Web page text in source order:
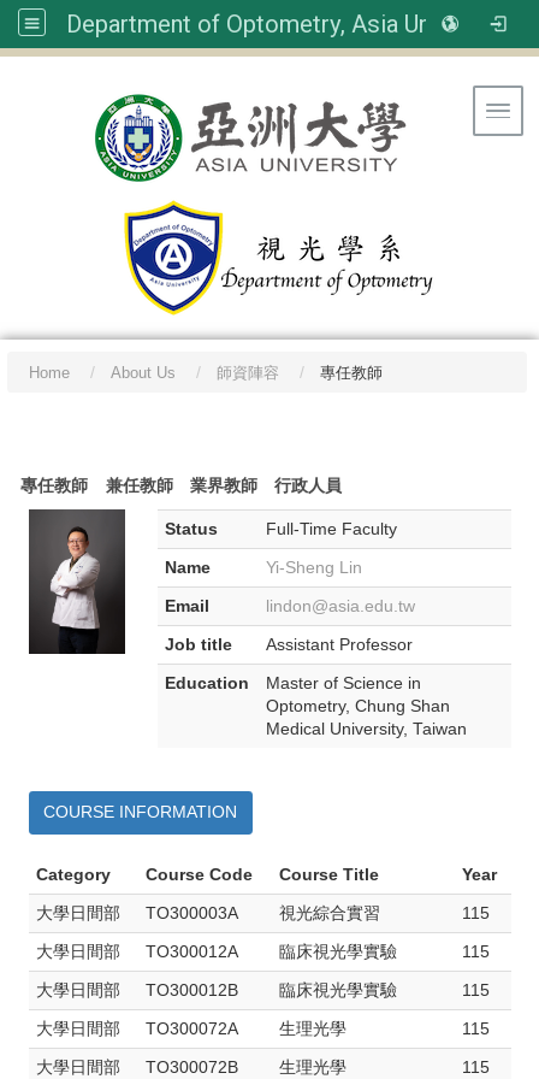
Department of Optometry, Asia University
Home About Us 師資陣容 專任教師
專任教師 兼任教師 業界教師 行政人員
Status Full-Time Faculty
Name Yi-Sheng Lin
Email lindon@asia.edu.tw
Job title Assistant Professor
Education
Master of Science in
Optometry, Chung Shan
Medical University, Taiwan
COURSE INFORMATION
Category Course Code Course Title Year
大學日間部 TO300003A 視光綜合實習 115
大學日間部 TO300012A 臨床視光學實驗 115
大學日間部 TO300012B 臨床視光學實驗 115
大學日間部 TO300072A 生理光學 115
大學日間部 TO300072B 生理光學 115